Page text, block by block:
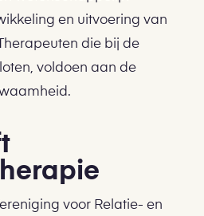
en uitvoering van
die bij de
voldoen aan de
voor Relatie- en